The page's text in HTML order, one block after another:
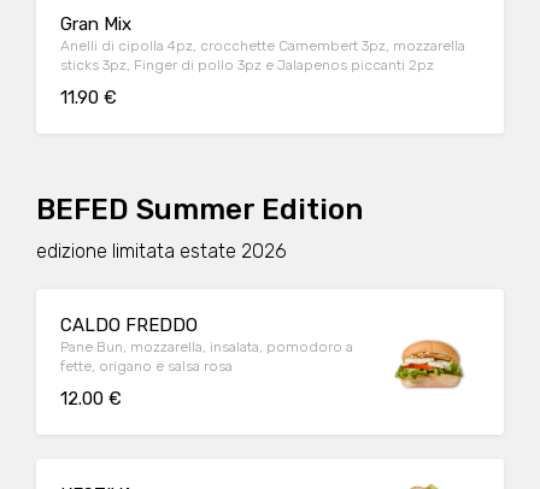
Gran Mix
Anelli di cipolla 4pz, crocchette Camembert 3pz, mozzarella
sticks 3pz, Finger di pollo 3pz e Jalapenos piccanti 2pz
11.90 €
BEFED Summer Edition
edizione limitata estate 2026
CALDO FREDDO
Pane Bun, mozzarella, insalata, pomodoro a
fette, origano e salsa rosa
12.00 €